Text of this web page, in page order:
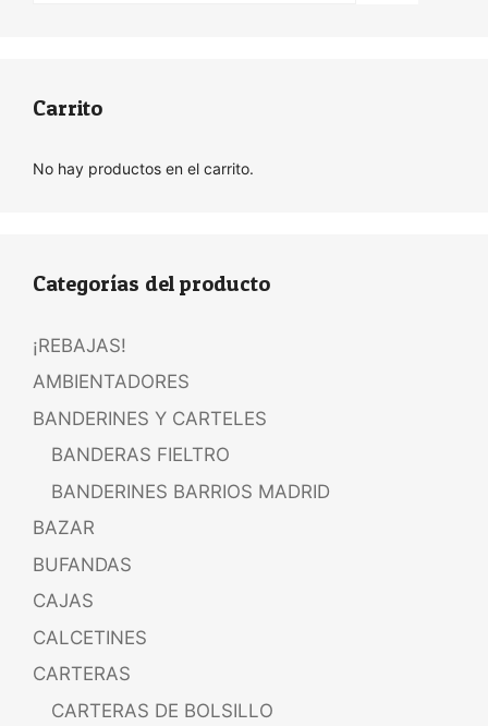
Carrito
No hay productos en el carrito.
Categorías del producto
¡REBAJAS!
AMBIENTADORES
BANDERINES Y CARTELES
BANDERAS FIELTRO
BANDERINES BARRIOS MADRID
BAZAR
BUFANDAS
CAJAS
CALCETINES
CARTERAS
CARTERAS DE BOLSILLO